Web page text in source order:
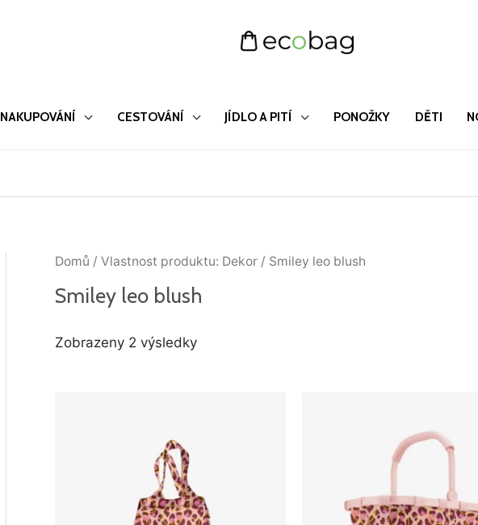
NAKUPOVÁNÍ CESTOVÁNÍ JÍDLO A PITÍ PONOŽKY DĚTI
Domů / Vlastnost produktu: Dekor / Smiley leo blush
Smiley leo blush
Zobrazeny 2 výsledky
Seřazeno